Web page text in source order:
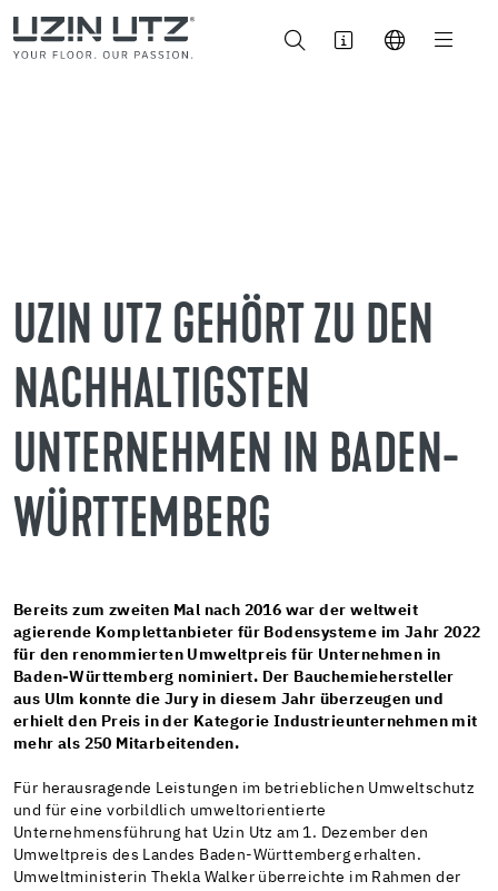
UZIN UTZ GEHÖRT ZU DEN
NACHHALTIGSTEN
UNTERNEHMEN IN BADEN-
WÜRTTEMBERG
Bereits zum zweiten Mal nach 2016 war der weltweit
agierende Komplettanbieter für Bodensysteme im Jahr 2022
für den renommierten Umweltpreis für Unternehmen in
Baden-Württemberg nominiert. Der Bauchemiehersteller
aus Ulm konnte die Jury in diesem Jahr überzeugen und
erhielt den Preis in der Kategorie Industrieunternehmen mit
mehr als 250 Mitarbeitenden.
Für herausragende Leistungen im betrieblichen Umweltschutz
und für eine vorbildlich umweltorientierte
Unternehmensführung hat Uzin Utz am 1. Dezember den
Umweltpreis des Landes Baden-Württemberg erhalten.
Umweltministerin Thekla Walker überreichte im Rahmen der